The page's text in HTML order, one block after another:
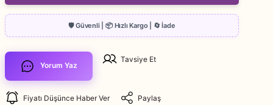
Yorum Yaz
Tavsiye Et
Fiyatı Düşünce Haber Ver Paylaş